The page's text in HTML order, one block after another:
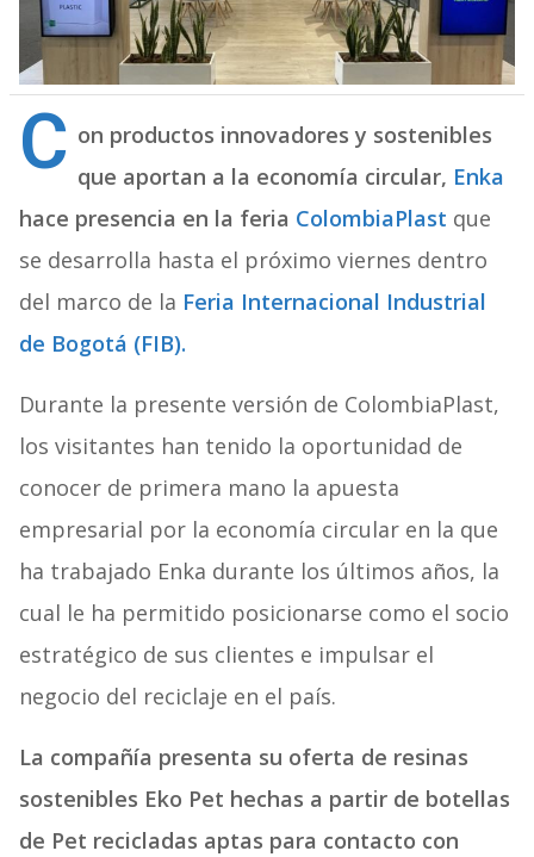
C on productos innovadores y sostenibles
que aportan a la economía circular, Enka
hace presencia en la feria ColombiaPlast que
se desarrolla hasta el próximo viernes dentro
del marco de la Feria Internacional Industrial
de Bogotá (FIB).
Durante la presente versión de ColombiaPlast,
los visitantes han tenido la oportunidad de
conocer de primera mano la apuesta
empresarial por la economía circular en la que
ha trabajado Enka durante los últimos años, la
cual le ha permitido posicionarse como el socio
estratégico de sus clientes e impulsar el
negocio del reciclaje en el país.
La compañía presenta su oferta de resinas
sostenibles Eko Pet hechas a partir de botellas
de Pet recicladas aptas para contacto con